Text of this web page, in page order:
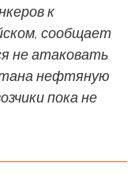
к
сообщает
не атаковать
нефтяную
пока не